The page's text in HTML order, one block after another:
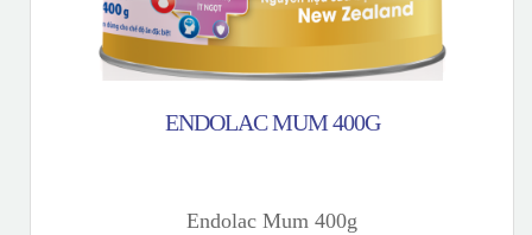
ENDOLAC MUM 400G
Endolac Mum 400g